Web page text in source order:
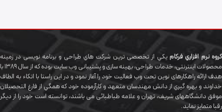
گروه نرم افزاري فرکام يکي از تخصصی ترين شرکت هاي طراحی و برنامه نویسی در زمینه
محصولات اینترنتی، خدمات طراحی، بهینه سازی و پشتیبانی وب سایت بوده که از سال 1389 با
هدف ارائه راهکارهای نوین تحت وب فعالیت خود را آغاز نمود و در این راستا با اتکاء به الطاف
خداوند و بهره گيري از دانش مهندسان متعهد و کارآزموده خود که همگي از فارغ التحصیلان
موفق دانشگاههای شريف، تهران و علامه طباطبائی می باشند، توانسته است خود را از دیگر
رقبا متمایز نماید.